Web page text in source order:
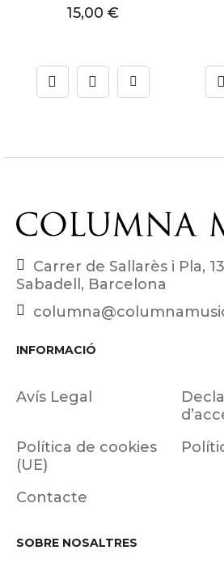
15,00 €
Carrer de Sallarès i Pla,
Sabadell, Barcelona
INFORMACIÓ
Avís Legal
Política de cookies
(UE)
Contacte
SOBRE NOSALTRES